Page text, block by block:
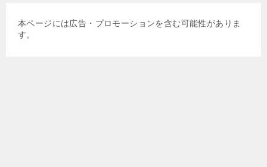
本ページには広告・プロモーションを含む可能性がありま
す。